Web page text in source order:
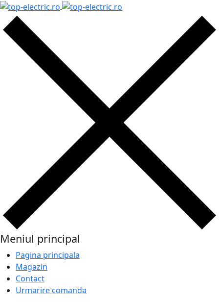
Meniul principal
Pagina principala
Magazin
Contact
Urmarire comanda